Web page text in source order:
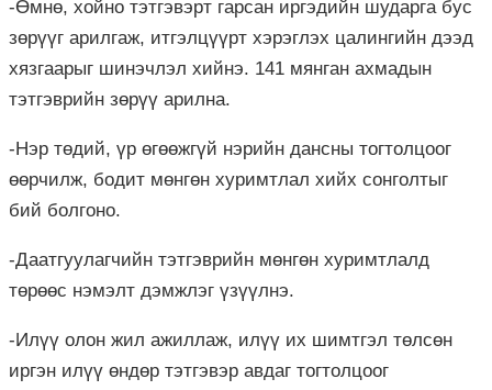
-Өмнө, хойно тэтгэвэрт гарсан иргэдийн шударга бус
зөрүүг арилгаж, итгэлцүүрт хэрэглэх цалингийн дээд
хязгаарыг шинэчлэл хийнэ. 141 мянган ахмадын
тэтгэврийн зөрүү арилна.
-Нэр төдий, үр өгөөжгүй нэрийн дансны тогтолцоог
өөрчилж, бодит мөнгөн хуримтлал хийх сонголтыг
бий болгоно.
-Даатгуулагчийн тэтгэврийн мөнгөн хуримтлалд
төрөөс нэмэлт дэмжлэг үзүүлнэ.
-Илүү олон жил ажиллаж, илүү их шимтгэл төлсөн
иргэн илүү өндөр тэтгэвэр авдаг тогтолцоог